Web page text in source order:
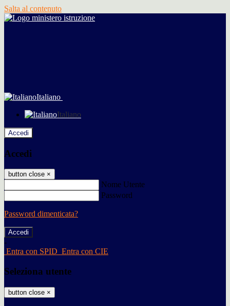
Salta al contenuto
Italiano
Italiano
Accedi
Accedi
button close ×
Nome Utente
Password
Password dimenticata?
-
Entra con SPID Entra con CIE
Seleziona utente
button close ×